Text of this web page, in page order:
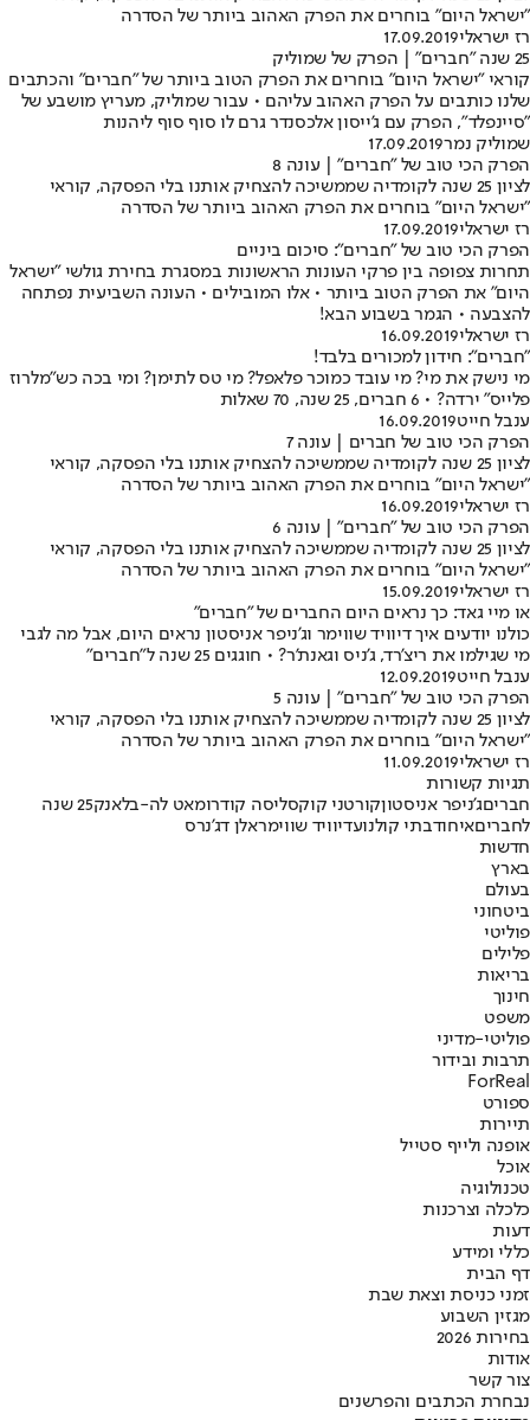
"ישראל היום" בוחרים את הפרק האהוב ביותר של הסדרה
רז ישראלי17.09.2019
25 שנה "חברים" | הפרק של שמוליק
קוראי "ישראל היום" בוחרים את הפרק הטוב ביותר של "חברים" והכתבים
שלנו כותבים על הפרק האהוב עליהם • עבור שמוליק, מעריץ מושבע של
"סיינפלד", הפרק עם ג'ייסון אלכסנדר גרם לו סוף סוף ליהנות
שמוליק נמר17.09.2019
הפרק הכי טוב של "חברים" | עונה 8
לציון 25 שנה לקומדיה שממשיכה להצחיק אותנו בלי הפסקה, קוראי
"ישראל היום" בוחרים את הפרק האהוב ביותר של הסדרה
רז ישראלי17.09.2019
הפרק הכי טוב של "חברים": סיכום ביניים
תחרות צפופה בין פרקי העונות הראשונות במסגרת בחירת גולשי "ישראל
היום" את הפרק הטוב ביותר • אלו המובילים • העונה השביעית נפתחה
להצבעה • הגמר בשבוע הבא!
רז ישראלי16.09.2019
"חברים": חידון למכורים בלבד!
מי נישק את מי? מי עובד כמוכר פלאפל? מי טס לתימן? ומי בכה כש"מלרוז
פלייס" ירדה? • 6 חברים, 25 שנה, 70 שאלות
ענבל חייט16.09.2019
הפרק הכי טוב של חברים | עונה 7
לציון 25 שנה לקומדיה שממשיכה להצחיק אותנו בלי הפסקה, קוראי
"ישראל היום" בוחרים את הפרק האהוב ביותר של הסדרה
רז ישראלי16.09.2019
הפרק הכי טוב של "חברים" | עונה 6
לציון 25 שנה לקומדיה שממשיכה להצחיק אותנו בלי הפסקה, קוראי
"ישראל היום" בוחרים את הפרק האהוב ביותר של הסדרה
רז ישראלי15.09.2019
או מיי גאד: כך נראים היום החברים של "חברים"
כולנו יודעים איך דיוויד שווימר וג'ניפר אניסטון נראים היום, אבל מה לגבי
מי שגילמו את ריצ'רד, ג'ניס וגאנת'ר? • חוגגים 25 שנה ל"חברים"
ענבל חייט12.09.2019
הפרק הכי טוב של "חברים" | עונה 5
לציון 25 שנה לקומדיה שממשיכה להצחיק אותנו בלי הפסקה, קוראי
"ישראל היום" בוחרים את הפרק האהוב ביותר של הסדרה
רז ישראלי11.09.2019
תגיות קשורות
חבריםג'ניפר אניסטוןקורטני קוקסליסה קודרומאט לה-בלאנק
25 שנה
לחבריםאיחודבתי קולנועדיוויד שווימראלן דג'נרס
חדשות
בארץ
בעולם
ביטחוני
פוליטי
פלילים
בריאות
חינוך
משפט
פוליטי-מדיני
תרבות ובידור
ForReal
ספורט
תיירות
אופנה ולייף סטייל
אוכל
טכנולוגיה
כלכלה וצרכנות
דעות
כללי ומידע
דף הבית
זמני כניסת וצאת שבת
מגזין השבוע
בחירות 2026
אודות
צור קשר
נבחרת הכתבים והפרשנים